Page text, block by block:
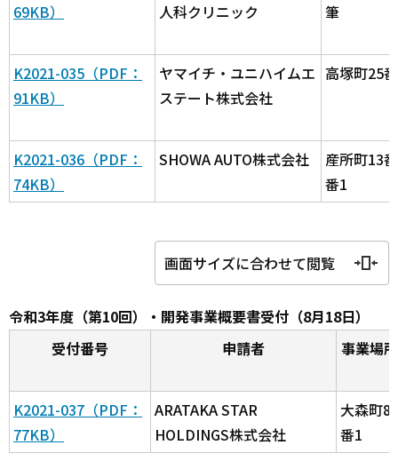
69KB）
人科クリニック
筆
K2021-035（PDF：
91KB）
ヤマイチ・ユニハイムエ
ステート株式会社
高塚町25
K2021-036（PDF：
74KB）
SHOWA AUTO株式会社
産所町13
番1
画面サイズに合わせて閲覧
令和3年度（第10回）・開発事業概要書受付（8月18日）
受付番号
申請者 事業場所
K2021-037（PDF：
77KB）
ARATAKA STAR
HOLDINGS株式会社
大森町89
番1